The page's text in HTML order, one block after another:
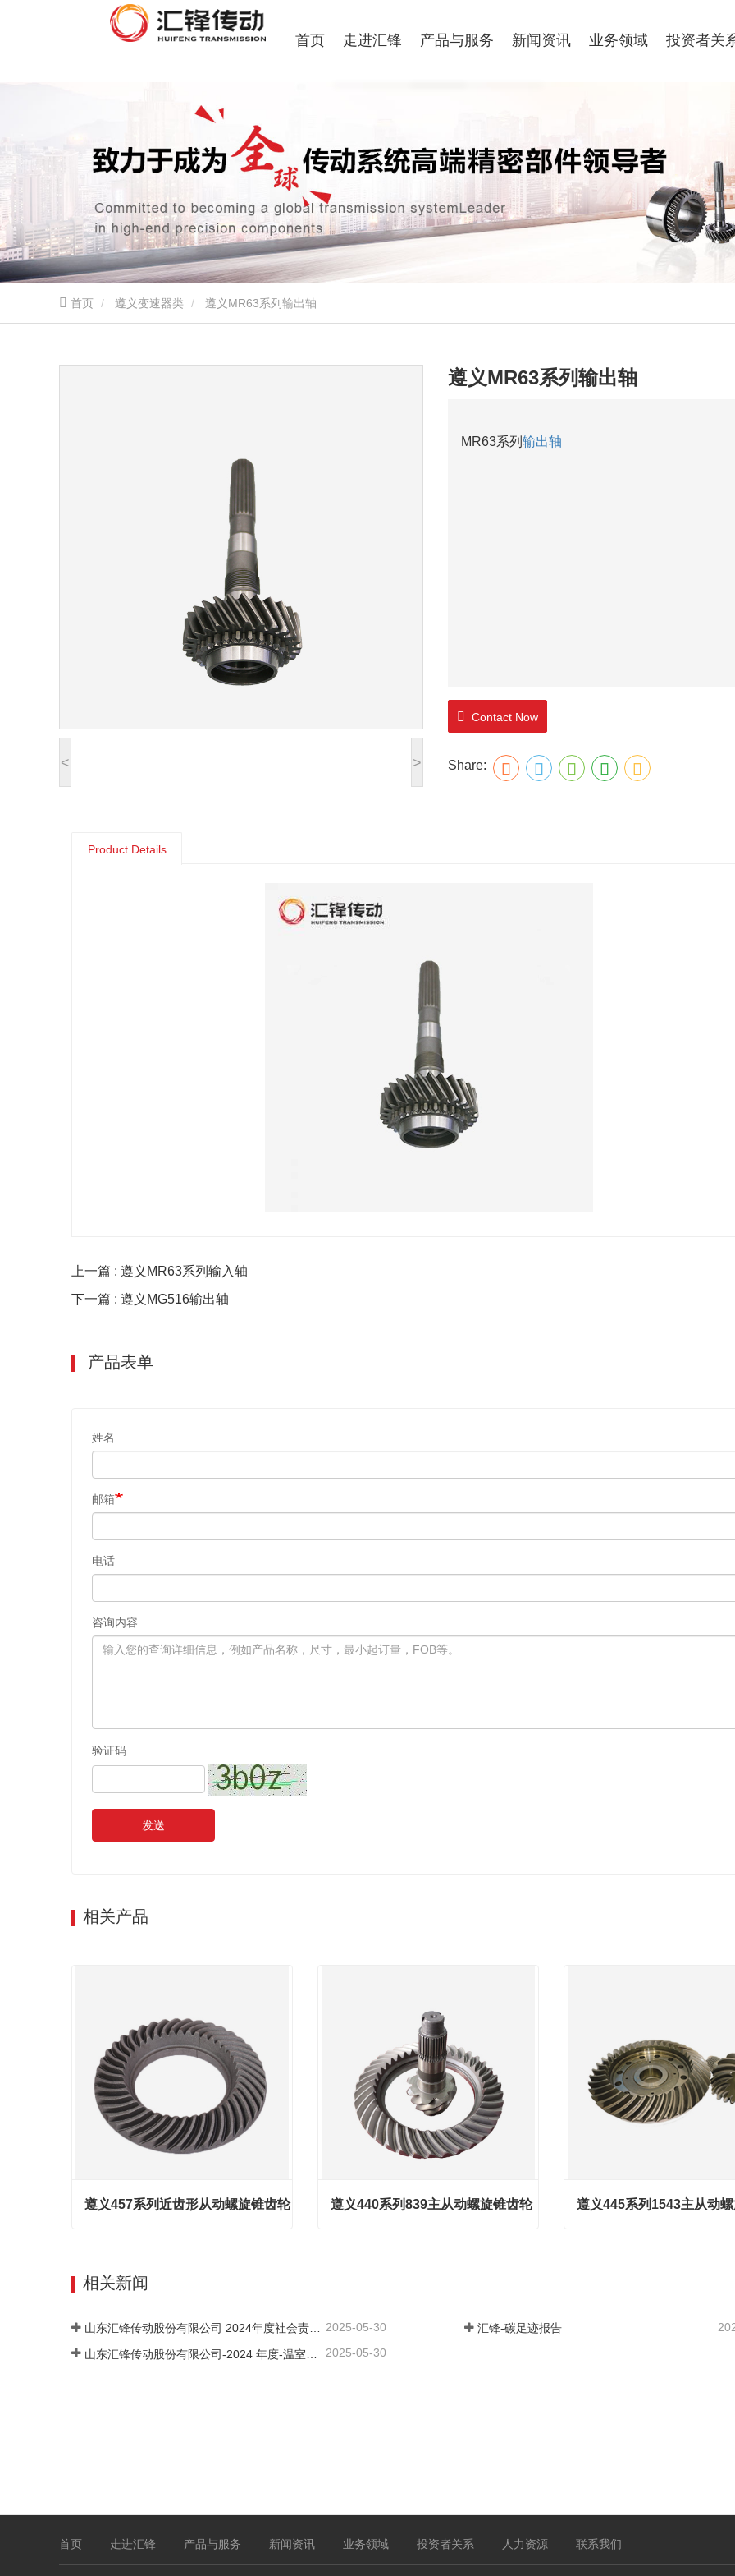
首页 走进汇锋 产品与服务 新闻资讯 业务领域 投资者关
首页 遵义变速器类 遵义MR63系列输出轴
< >
遵义MR63系列输出轴
MR63系列 输出轴
Contact Now
Share:
Product Details
上一篇 : 遵义MR63系列输入轴
下一篇 : 遵义MG516输出轴
产品表单
姓名
邮箱
电话
咨询内容
验证码
发送
相关产品
遵义457系列近齿形从动螺旋锥齿轮 遵义440系列839主从动螺旋锥齿轮
相关新闻
山东汇锋传动股份有限公司 2024年度社会责任报告 2025-05-30 汇锋-碳足迹报告
2025-05-30
首页 走进汇锋 产品与服务 新闻资讯 业务领域 投资者关系 人力资源 联系我们